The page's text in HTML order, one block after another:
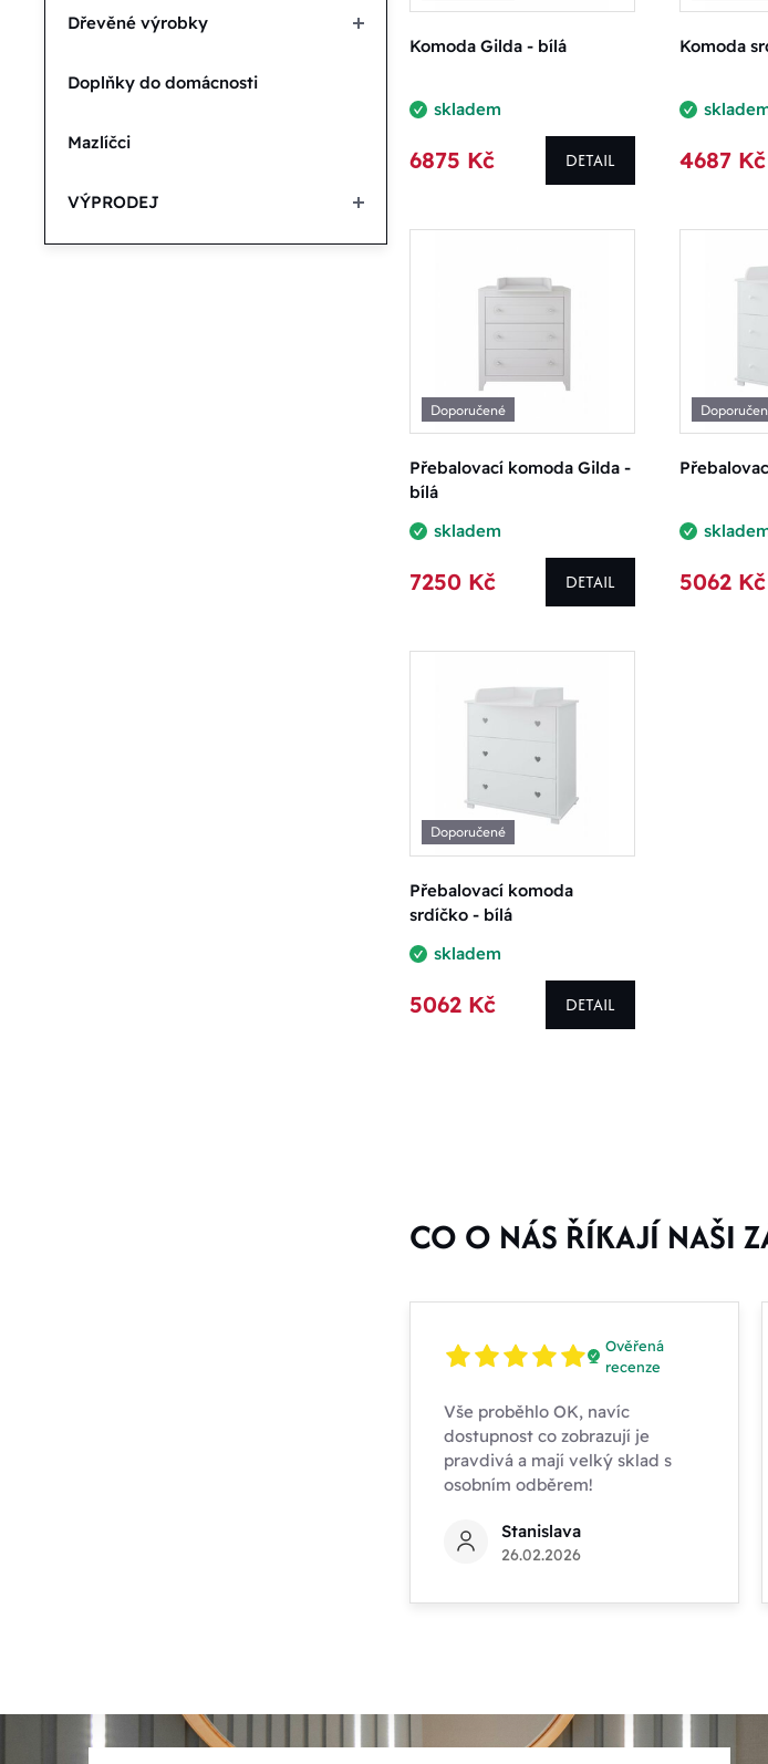
Dřevěné výrobky
Doplňky do domácnosti
Mazlíčci
VÝPRODEJ
Doprodej
Komoda Gilda - bílá
skladem
6875 Kč DETAIL
Komoda
4687 Kč
Doporučené
Přebalovací komoda Gilda -
bílá
skladem
7250 Kč DETAIL 5062 Kč
Doporučené
Přebalovací komoda
srdíčko - bílá
skladem
5062 Kč DETAIL
CO O NÁS ŘÍKAJÍ NAŠI
Ověřená
recenze
Vše proběhlo OK, navíc
dostupnost co zobrazují je
pravdivá a mají velký sklad s
osobním odběrem!
Stanislava
26.02.2026